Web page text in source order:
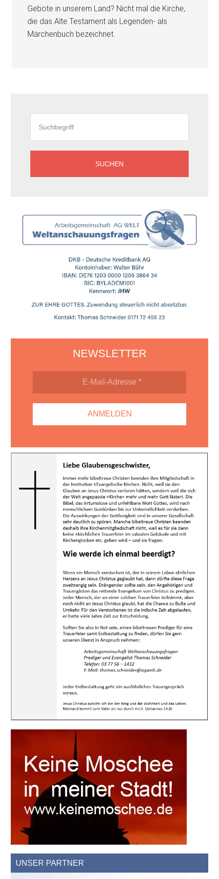
Gebote in unserem Land? Nicht mal die Kirche,
die das Alte Testament als Legenden- als
Märchenbuch bezeichnet.
NEWSLETTER
UNSER PARTNER